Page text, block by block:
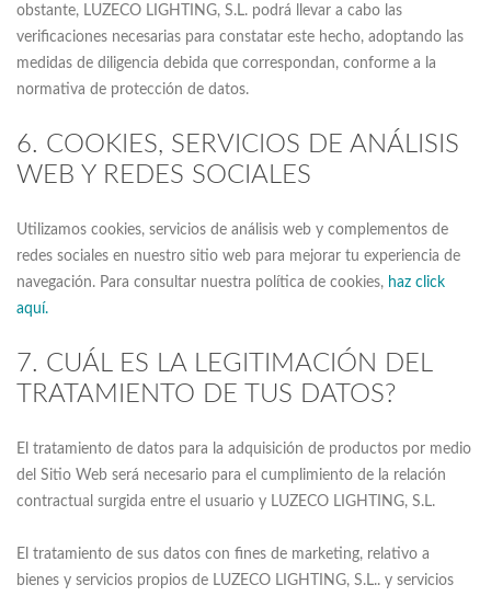
obstante, LUZECO LIGHTING, S.L. podrá llevar a cabo las
verificaciones necesarias para constatar este hecho, adoptando las
medidas de diligencia debida que correspondan, conforme a la
normativa de protección de datos.
6. COOKIES, SERVICIOS DE ANÁLISIS
WEB Y REDES SOCIALES
Utilizamos cookies, servicios de análisis web y complementos de
redes sociales en nuestro sitio web para mejorar tu experiencia de
navegación. Para consultar nuestra política de cookies, haz click
aquí.
7. CUÁL ES LA LEGITIMACIÓN DEL
TRATAMIENTO DE TUS DATOS?
El tratamiento de datos para la adquisición de productos por medio
del Sitio Web será necesario para el cumplimiento de la relación
contractual surgida entre el usuario y LUZECO LIGHTING, S.L.
El tratamiento de sus datos con fines de marketing, relativo a
bienes y servicios propios de LUZECO LIGHTING, S.L.. y servicios